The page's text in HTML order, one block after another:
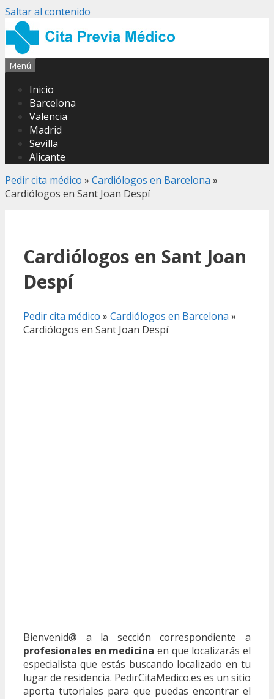
Saltar al contenido
Menú
Inicio
Barcelona
Valencia
Madrid
Sevilla
Alicante
Pedir cita médico » Cardiólogos en Barcelona »
Cardiólogos en Sant Joan Despí
Cardiólogos en Sant Joan
Despí
Pedir cita médico » Cardiólogos en Barcelona »
Cardiólogos en Sant Joan Despí
Bienvenid@ a la sección correspondiente a
profesionales en medicina en que localizarás el
especialista que estás buscando localizado en tu
lugar de residencia. PedirCitaMedico.es es un sitio
aporta tutoriales para que puedas encontrar el